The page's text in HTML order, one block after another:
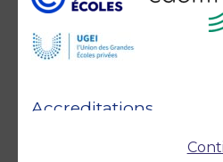
Accreditations